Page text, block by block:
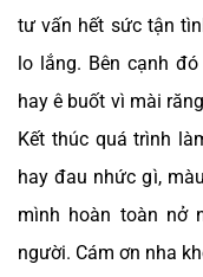
tư vấn hết sức tận
lo lắng. Bên cạnh
hay ê buốt vì mài
Kết thúc quá trình
hay đau nhức gì,
mình hoàn toàn nở
người. Cám ơn nha